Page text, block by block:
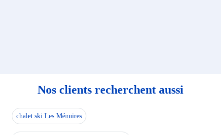
Nos clients recherchent aussi
chalet ski Les Ménuires